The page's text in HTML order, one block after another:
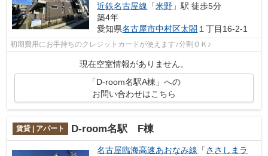
近鉄名古屋線 「米野 」駅 徒歩5分
築4年
愛知県名古屋市中村区太閤 １丁目16-2-1
初期費用にお手持ちのクレジットカードが使えます♪分割ＯＫ♪
現在空室情報がありません。
「D-room名駅A棟」への
お問い合わせはこちら
賃貸 | アパート D-room名駅 F棟
名古屋臨海高速あおなみ線 「ささしまラ